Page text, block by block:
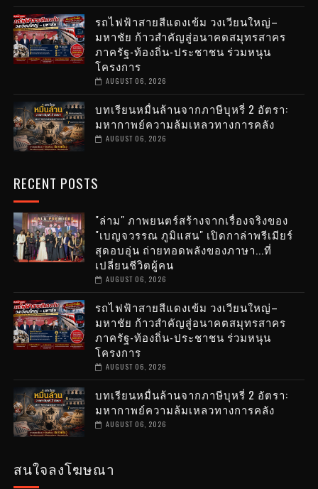
รถไฟฟ้าสายสีแดงเข้ม วงเวียนใหญ่–
มหาชัย ก้าวสำคัญสู่อนาคตสมุทรสาคร
ภาครัฐ-ท้องถิ่น-ประชาชน ร่วมหนุน
โครงการ
AUGUST 06, 2026
บทเรียนหมื่นล้านจากภาษีบุหรี่ 2 อัตรา:
มหากาพย์ความล้มเหลวทางการคลัง
AUGUST 06, 2026
RECENT POSTS
"ล่าม" ภาพยนตร์สร้างจากเรื่องจริงของ
"เบญจวรรณ ภูมิแสน" เปิดกาล่าพรีเมียร์
สุดอบอุ่น ถ่ายทอดพลังของภาษา...ที่
เปลี่ยนชีวิตผู้คน
AUGUST 06, 2026
รถไฟฟ้าสายสีแดงเข้ม วงเวียนใหญ่–
มหาชัย ก้าวสำคัญสู่อนาคตสมุทรสาคร
ภาครัฐ-ท้องถิ่น-ประชาชน ร่วมหนุน
โครงการ
AUGUST 06, 2026
บทเรียนหมื่นล้านจากภาษีบุหรี่ 2 อัตรา:
มหากาพย์ความล้มเหลวทางการคลัง
AUGUST 06, 2026
สนใจลงโฆษณา